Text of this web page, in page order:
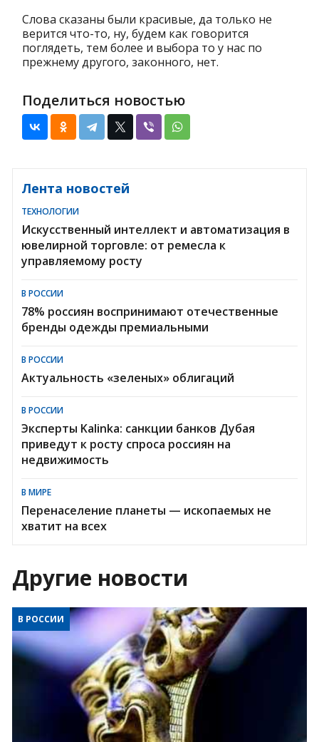
Слова сказаны были красивые, да только не
верится что-то, ну, будем как говорится
поглядеть, тем более и выбора то у нас по
прежнему другого, законного, нет.
Поделиться новостью
Лента новостей
ТЕХНОЛОГИИ
Искусственный интеллект и автоматизация в
ювелирной торговле: от ремесла к
управляемому росту
В РОССИИ
78% россиян воспринимают отечественные
бренды одежды премиальными
В РОССИИ
Актуальность «зеленых» облигаций
В РОССИИ
Эксперты Kalinka: санкции банков Дубая
приведут к росту спроса россиян на
недвижимость
В МИРЕ
Перенаселение планеты — ископаемых не
хватит на всех
Другие новости
В РОССИИ